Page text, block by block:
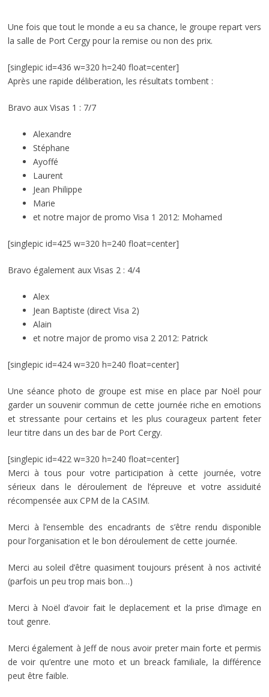
Une fois que tout le monde a eu sa chance, le groupe repart vers
la salle de Port Cergy pour la remise ou non des prix.
[singlepic id=436 w=320 h=240 float=center]
Après une rapide déliberation, les résultats tombent :
Bravo aux Visas 1 : 7/7
Alexandre
Stéphane
Ayoffé
Laurent
Jean Philippe
Marie
et notre major de promo Visa 1 2012: Mohamed
[singlepic id=425 w=320 h=240 float=center]
Bravo également aux Visas 2 : 4/4
Alex
Jean Baptiste (direct Visa 2)
Alain
et notre major de promo visa 2 2012: Patrick
[singlepic id=424 w=320 h=240 float=center]
Une séance photo de groupe est mise en place par Noël pour
garder un souvenir commun de cette journée riche en emotions
et stressante pour certains et les plus courageux partent feter
leur titre dans un des bar de Port Cergy.
[singlepic id=422 w=320 h=240 float=center]
Merci à tous pour votre participation à cette journée, votre
sérieux dans le déroulement de l’épreuve et votre assiduité
récompensée aux CPM de la CASIM.
Merci à l’ensemble des encadrants de s’être rendu disponible
pour l’organisation et le bon déroulement de cette journée.
Merci au soleil d’être quasiment toujours présent à nos activité
(parfois un peu trop mais bon…)
Merci à Noël d’avoir fait le deplacement et la prise d’image en
tout genre.
Merci également à Jeff de nous avoir preter main forte et permis
de voir qu’entre une moto et un breack familiale, la différence
peut être faible.